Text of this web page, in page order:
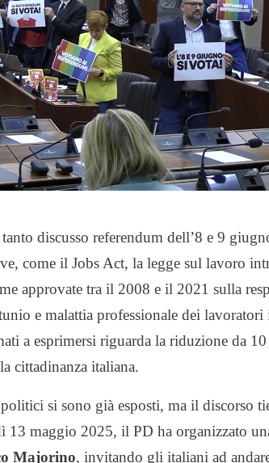
discusso referendum dell’8 e 9
come il Jobs Act, la legge sul lavoro
approvate tra il 2008 e il 2021 sulla
e malattia professionale dei
a esprimersi riguarda la riduzione da
cittadinanza italiana.
si sono già esposti, ma il discorso
13 maggio 2025, il PD ha organizzato
Majorino, invitando gli italiani ad